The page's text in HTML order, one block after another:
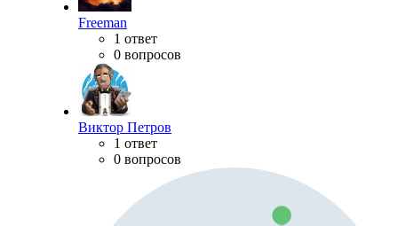
Freeman
1 ответ
0 вопросов
Виктор Петров
1 ответ
0 вопросов